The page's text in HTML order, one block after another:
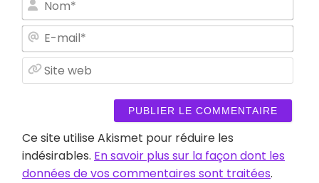
web
Ce site utilise Akismet pour réduire les
indésirables. En savoir plus sur la façon dont les
données de vos commentaires sont traitées.